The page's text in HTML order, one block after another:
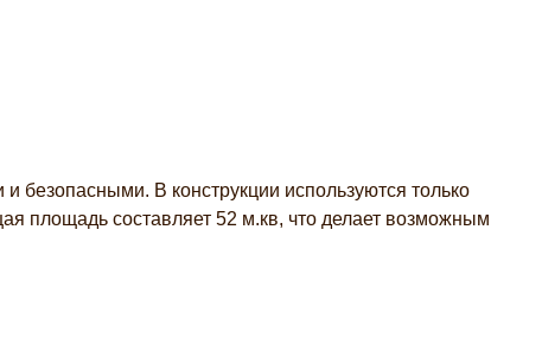
безопасными. В конструкции используются только
площадь составляет 52 м.кв, что делает возможным